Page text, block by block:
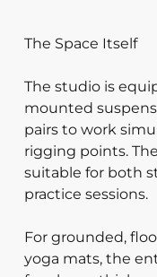
The Space Itself
The studio is
mounted
pairs to work
rigging points.
suitable for both
practice sessions.
For grounded,
yoga mats, the